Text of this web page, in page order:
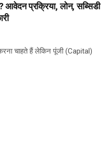
प्रक्रिया, लोन, सब्सिडी
चाहते हैं लेकिन पूंजी (Capital)